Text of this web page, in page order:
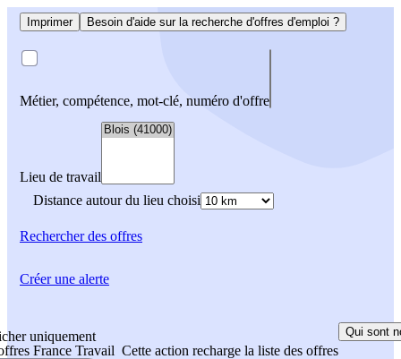
Imprimer Besoin d'aide sur la recherche d'offres d'emploi ?
Métier, compétence, mot-clé, numéro d'offre
Lieu de travail
Distance autour du lieu choisi
Rechercherdes offres
uniquement
France Travail Cette action recharge la liste des offres
Qui sont
Créer une alerte